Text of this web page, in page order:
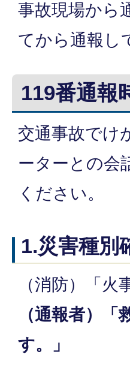
事故現場から
てから通報し
119番通報
交通事故でけ
ーターとの会
ください。
1.災害種別
（消防）「
（通報者）
す。」